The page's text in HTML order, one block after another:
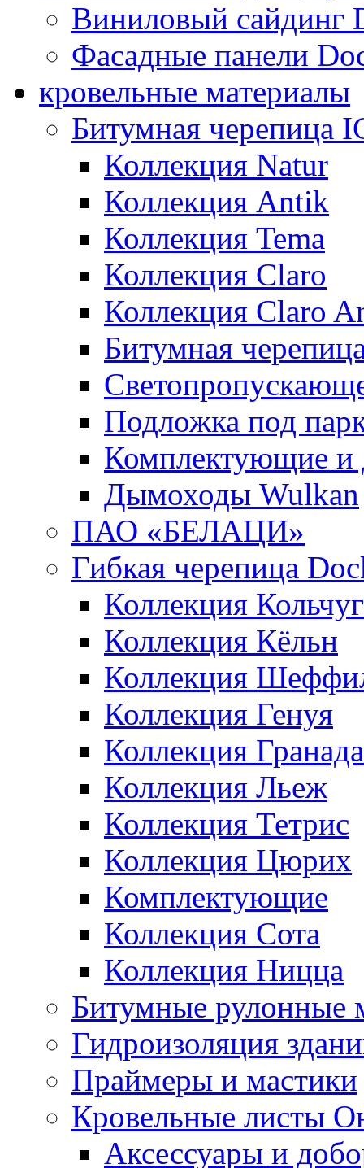
Виниловый сайдинг
Фасадные панели
кровельные материалы
Битумная черепица
Коллекция Natur
Коллекция Antik
Коллекция Tema
Коллекция Claro
Коллекция Claro
Битумная
Подложка под
Комплектующие и
Дымоходы Wulkan
ПАО «БЕЛАЦИ»
Гибкая черепица
Коллекция
Коллекция Кёльн
Коллекция
Коллекция Генуя
Коллекция Гранада
Коллекция Льеж
Коллекция Тетрис
Коллекция Цюрих
Комплектующие
Коллекция Сота
Коллекция Ницца
Битумные рулонные
Гидроизоляция
Праймеры и мастики
Кровельные листы
Аксессуары и